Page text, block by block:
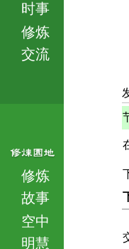
时事
修炼
交流
修炼
故事
空中
明慧